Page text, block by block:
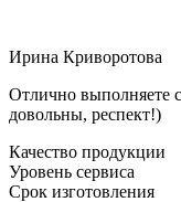
Ирина Криворотова
Отлично выполняете
довольны, респект!)
Качество продукции
Уровень сервиса
Срок изготовления